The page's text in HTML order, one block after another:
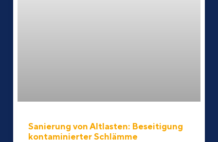
Sanierung von Altlasten: Beseitigung
kontaminierter Schlämme